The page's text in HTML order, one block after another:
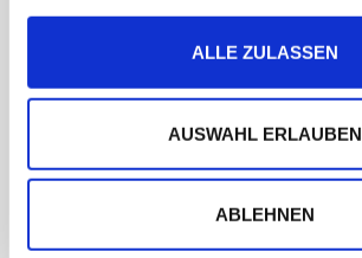
ALLE ZULASSEN
AUSWAHL ERLAUBEN
ABLEHNEN
Autodachzelt Sahara
1.145,00€ 572,50€